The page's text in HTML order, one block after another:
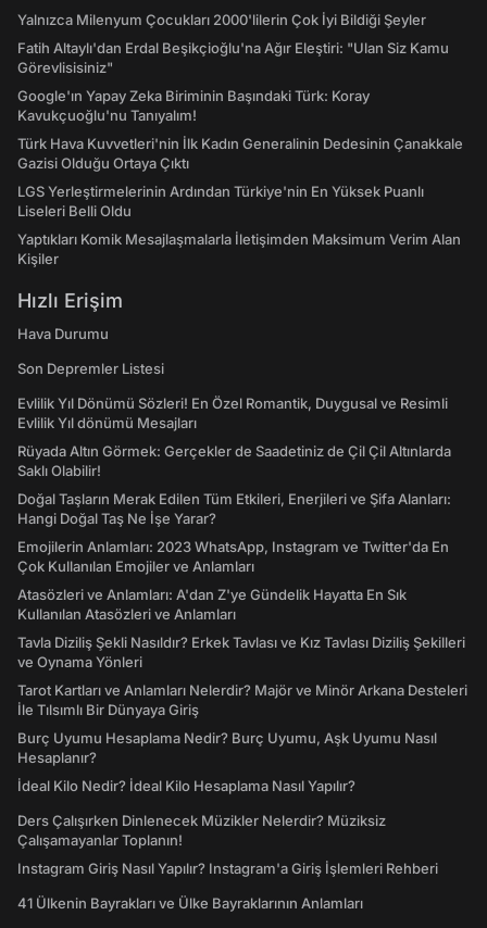
Yalnızca Milenyum Çocukları 2000'lilerin Çok İyi Bildiği Şeyler
Fatih Altaylı'dan Erdal Beşikçioğlu'na Ağır Eleştiri: "Ulan Siz Kamu
Görevlisisiniz"
Google'ın Yapay Zeka Biriminin Başındaki Türk: Koray
Kavukçuoğlu'nu Tanıyalım!
Türk Hava Kuvvetleri'nin İlk Kadın Generalinin Dedesinin Çanakkale
Gazisi Olduğu Ortaya Çıktı
LGS Yerleştirmelerinin Ardından Türkiye'nin En Yüksek Puanlı
Liseleri Belli Oldu
Yaptıkları Komik Mesajlaşmalarla İletişimden Maksimum Verim Alan
Kişiler
Hızlı Erişim
Hava Durumu
Son Depremler Listesi
Evlilik Yıl Dönümü Sözleri! En Özel Romantik, Duygusal ve Resimli
Evlilik Yıl dönümü Mesajları
Rüyada Altın Görmek: Gerçekler de Saadetiniz de Çil Çil Altınlarda
Saklı Olabilir!
Doğal Taşların Merak Edilen Tüm Etkileri, Enerjileri ve Şifa Alanları:
Hangi Doğal Taş Ne İşe Yarar?
Emojilerin Anlamları: 2023 WhatsApp, Instagram ve Twitter'da En
Çok Kullanılan Emojiler ve Anlamları
Atasözleri ve Anlamları: A'dan Z'ye Gündelik Hayatta En Sık
Kullanılan Atasözleri ve Anlamları
Tavla Diziliş Şekli Nasıldır? Erkek Tavlası ve Kız Tavlası Diziliş Şekilleri
ve Oynama Yönleri
Tarot Kartları ve Anlamları Nelerdir? Majör ve Minör Arkana Desteleri
İle Tılsımlı Bir Dünyaya Giriş
Burç Uyumu Hesaplama Nedir? Burç Uyumu, Aşk Uyumu Nasıl
Hesaplanır?
İdeal Kilo Nedir? İdeal Kilo Hesaplama Nasıl Yapılır?
Ders Çalışırken Dinlenecek Müzikler Nelerdir? Müziksiz
Çalışamayanlar Toplanın!
Instagram Giriş Nasıl Yapılır? Instagram'a Giriş İşlemleri Rehberi
41 Ülkenin Bayrakları ve Ülke Bayraklarının Anlamları